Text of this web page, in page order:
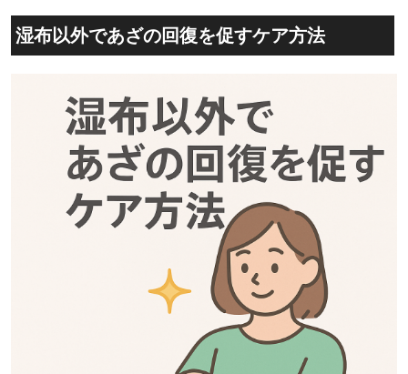
湿布以外であざの回復を促すケア方法